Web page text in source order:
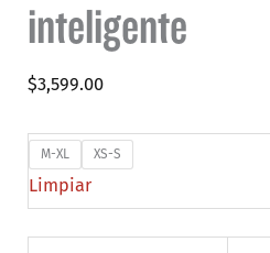
inteligente
$3,599.00
M-XL XS-S
Limpiar